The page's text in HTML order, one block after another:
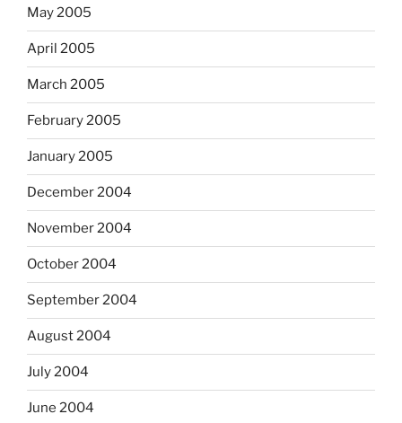
May 2005
April 2005
March 2005
February 2005
January 2005
December 2004
November 2004
October 2004
September 2004
August 2004
July 2004
June 2004